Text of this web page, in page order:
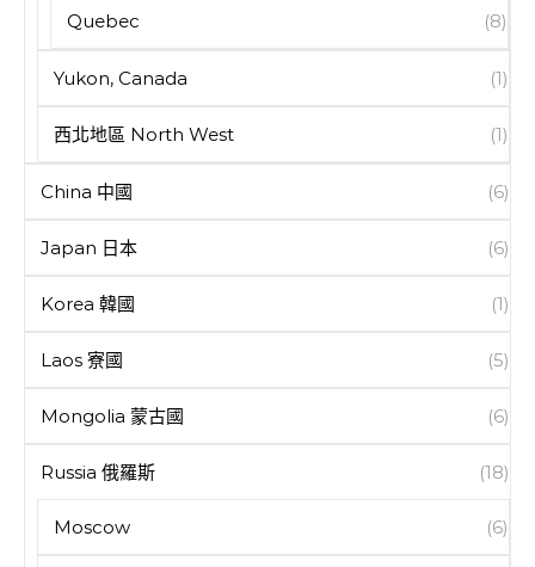
Quebec (8)
Yukon, Canada (1)
西北地區 North West (1)
China 中國 (6)
Japan 日本 (6)
Korea 韓國 (1)
Laos 寮國 (5)
Mongolia 蒙古國 (6)
Russia 俄羅斯 (18)
Moscow (6)